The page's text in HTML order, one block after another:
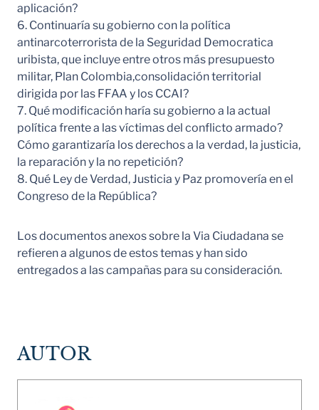
aplicación?
6. Continuaría su gobierno con la política
antinarcoterrorista de la Seguridad Democratica
uribista, que incluye entre otros más presupuesto
militar, Plan Colombia,consolidación territorial
dirigida por las FFAA y los CCAI?
7. Qué modificación haría su gobierno a la actual
política frente a las víctimas del conflicto armado?
Cómo garantizaría los derechos a la verdad, la justicia,
la reparación y la no repetición?
8. Qué Ley de Verdad, Justicia y Paz promovería en el
Congreso de la República?
Los documentos anexos sobre la Via Ciudadana se
refieren a algunos de estos temas y han sido
entregados a las campañas para su consideración.
AUTOR